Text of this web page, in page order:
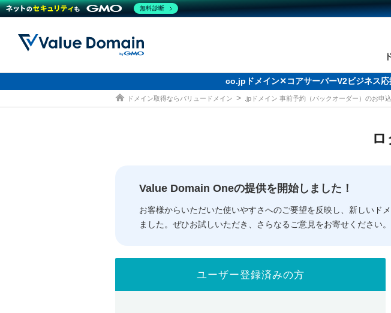
ドメイン ドメイン検索
人気ドメインの種類
レンタルサーバー コアサーバー
セキュリティ Value Domain ネットde診断
サービス お得意様割引
従来のバリュードメインをご利用希望の方
従来のバリュードメインをご利用希望の方
co.jpドメイン✕コアサーバーV2ビジネス応
ドメイン取得ならバリュードメイン .jpドメイン 事前予約（バックオーダー）のお申
Value Domain Oneの提供を開始しました！
お客様からいただいた使いやすさへのご要望を反映し、新しいド
ました。ぜひお試しいただき、さらなるご意見をお寄せください。
ユーザー登録済みの方
無料診断